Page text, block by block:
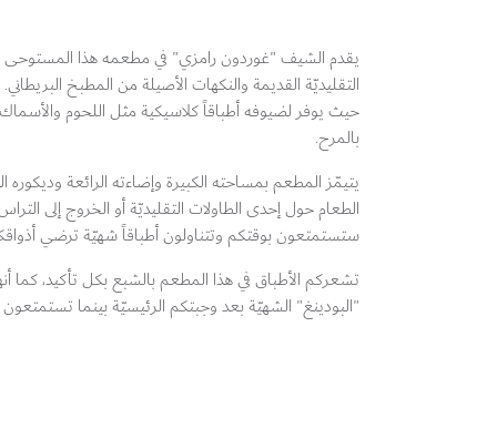
يقدم الشيف "غوردون رامزي" في مطعمه هذا
التقليديّة القديمة والنكهات الأصيلة من المطبخ
حيث يوفر لضيوفه أطباقاً كلاسيكية مثل اللحوم والأسماك
بالمرح.
يتيمّز المطعم بمساحته الكبيرة وإضاءته الرائعة
الطعام حول إحدى الطاولات التقليديّة أو الخروج إلى
ستستمتعون بوقتكم وتتناولون أطباقاً شهيّة ترضي
تشعركم الأطباق في هذا المطعم بالشبع بكل تأكيد،
"البودينغ" الشهيّة بعد وجبتكم الرئيسيّة بينما تستمتعون